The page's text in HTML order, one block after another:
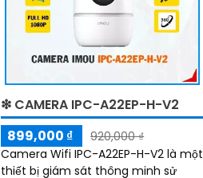
❇ CAMERA IPC-A22EP-H-V2
899,000 ₫
920,000 ₫
Camera Wifi IPC-A22EP-H-V2 là một
thiết bị giám sát thông minh sử